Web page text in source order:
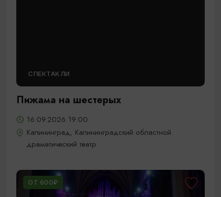
СПЕКТАКЛИ
Пижама на шестерых
16.09.2026 19:00
Калининград, Калининградский областной
драматический театр
ОТ 600₽